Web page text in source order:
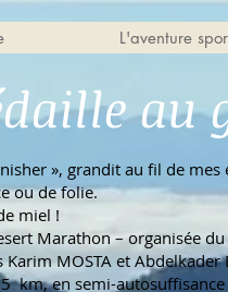
L'aventure
au
», grandit au fil de mes
ou de folie.
miel !
Marathon – organisée
MOSTA et Abdelkader
km, en semi-